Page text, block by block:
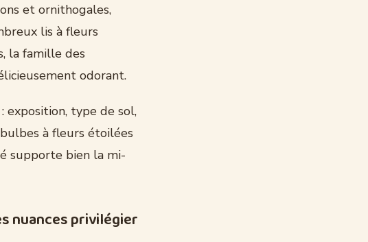
et ornithogales,
lis à fleurs
la famille des
odorant.
exposition, type de sol,
à fleurs étoilées
supporte bien la mi-
nuances privilégier